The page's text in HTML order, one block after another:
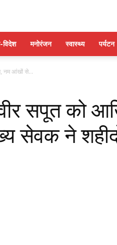
मनोरंजन स्वास्थ्य पर्यटन
नम आंखों से...
सपूत को
सेवक ने